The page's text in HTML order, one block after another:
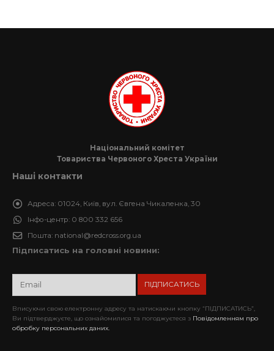
Національний комітет
Товариства Червоного Хреста України
Наші контакти
Адреса: 01024, Київ, вул. Євгена Чикаленка, 30
Інфо-центр: 0 800 332 656
Пошта: national@redcross.org.ua
Підписатись на головні новини:
Вписуючи свою електронну адресу та натискаючи кнопку “ПІДПИСАТИСЬ”,
Ви підтверджуєте, що ознайомилися та погоджуєтеся з Повідомленням про
обробку персональних даних.